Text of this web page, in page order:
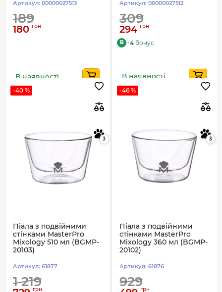
Артикул: 00000027513
189
180 грн
В наявності
Артикул: 00000027512
309
294 грн
B +4 бонус
В наявності
-40 %
3
Піала з подвійними
стінками MasterPro
Mixology 510 мл (BGMP-
20103)
Артикул: 61877
1 219
грн
-46 %
3
Піала з подвійними
стінками MasterPro
Mixology 360 мл (BGMP-
20102)
Артикул: 61876
929грн